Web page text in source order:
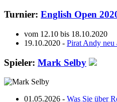
Turnier: English Open
vom 12.10 bis 18.10.2020
19.10.2020 - Pirat Andy
Spieler: Mark Selby
01.05.2026 - Was Sie über